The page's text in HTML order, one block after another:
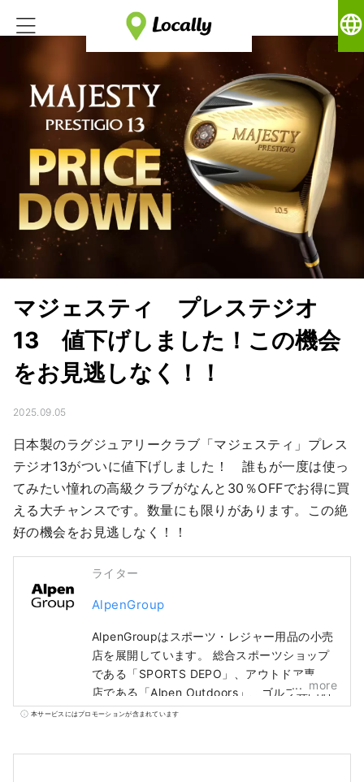
language
マジェスティ プレステジオ
13 値下げしました！この機会
をお見逃しなく！！
2025.09.05
日本製のラグジュアリークラブ「マジェスティ」プレス
テジオ13がついに値下げしました！　誰もが一度は使っ
てみたい憧れの高級クラブがなんと30％OFFでお得に買
える大チャンスです。数量にも限りがあります。この絶
好の機会をお見逃しなく！！
ライター
AlpenGroup
AlpenGroupはスポーツ・レジャー用品の小売
店を展開しています。 総合スポーツショップ
である「SPORTS DEPO」、アウトドア専門
店である「Alpen Outdoors」、ゴルフ専門店
である「GOLF5」を全国に展開し、有名スポ
more
本サービスにはプロモーションが含まれています